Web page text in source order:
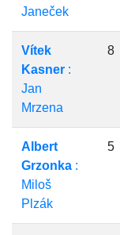
Janeček
Vítek
Kasner :
Jan
Mrzena
8
Albert
Grzonka :
Miloš
Plzák
5